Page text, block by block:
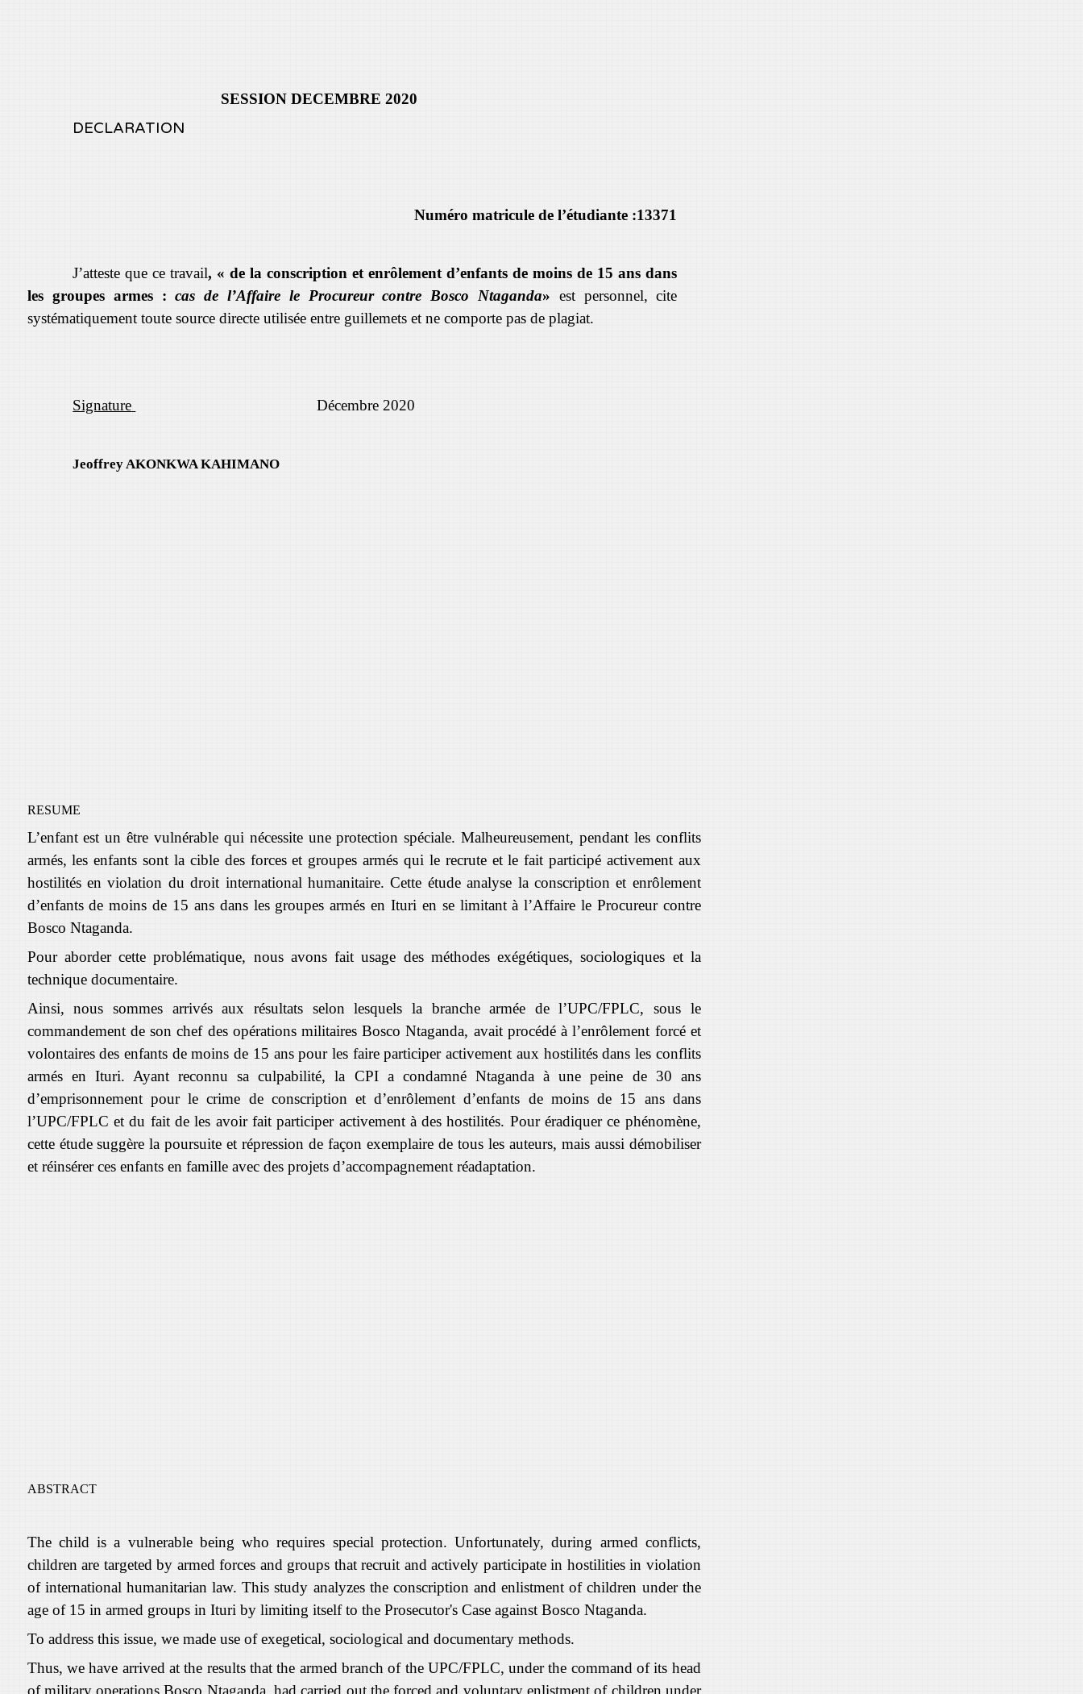
SESSION DECEMBRE 2020
DECLARATION
Numéro matricule de l’étudiante :13371
J’atteste que ce travail, « de la conscription et enrôlement d’enfants de moins de 15 ans dans
les groupes armes :cas de l’Affaire le Procureur contre Bosco Ntaganda» est personnel, cite
systématiquement toute source directe utilisée entre guillemets et ne comporte pas de plagiat.
Signature Décembre 2020
Jeoffrey AKONKWA KAHIMANO
RESUME
L’enfant est un être vulnérable qui nécessite une protection spéciale. Malheureusement, pendant les conflits
armés, les enfants sont la cible des forces et groupes armés qui le recrute et le fait participé activement aux
hostilités en violation du droit international humanitaire. Cette étude analyse la conscription et enrôlement
d’enfants de moins de 15 ans dans les groupes armés en Ituri en se limitant à l’Affaire le Procureur contre
Bosco Ntaganda.
Pour aborder cette problématique, nous avons fait usage des méthodes exégétiques, sociologiques et la
technique documentaire.
Ainsi, nous sommes arrivés aux résultats selon lesquels la branche armée de l’UPC/FPLC, sous le
commandement de sonchef des opérations militairesBosco Ntaganda, avait procédé à l’enrôlement forcé et
volontaires des enfants de moins de 15 ans pour les faireparticiper activement aux hostilités dans les conflits
armés en Ituri. Ayant reconnu sa culpabilité, la CPI a condamnéNtaganda à une peine de 30 ans
d’emprisonnement pour le crime de conscription et d’enrôlement d’enfants de moins de 15 ans dans
l’UPC/FPLC et du fait de les avoir fait participer activement à des hostilités. Pour éradiquer ce phénomène,
cette étude suggère la poursuite et répression de façon exemplaire de tous les auteurs, mais aussi démobiliser
et réinsérer ces enfants en famille avec des projets d’accompagnement réadaptation.
ABSTRACT
The child is a vulnerable being who requires special protection. Unfortunately, during armed conflicts,
children are targeted by armed forces and groups that recruit and actively participate in hostilities in violation
of international humanitarian law. This study analyzes the conscription and enlistment of children under the
age of 15 in armed groups in Ituri by limiting itself to the Prosecutor's Case against Bosco Ntaganda.
To address this issue, we made use of exegetical, sociological and documentary methods.
Thus, we have arrived at the results that the armed branch of the UPC/FPLC, under the command of its head
of military operations Bosco Ntaganda, hadcarried out the forced and voluntary enlistment of children under